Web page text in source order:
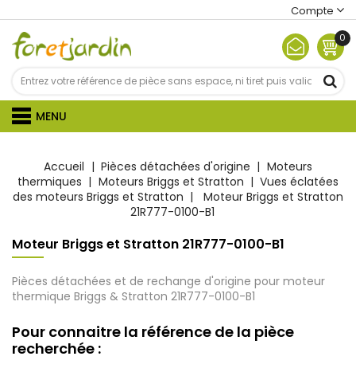
Compte
0
MENU
Accueil Pièces détachées d'origine
Moteurs
thermiques
Moteurs Briggs et Stratton
Vues éclatées
des moteurs Briggs et Stratton
Moteur Briggs et Stratton
21R777-0100-B1
Moteur Briggs et Stratton 21R777-0100-B1
Pièces détachées et de rechange d'origine pour moteur
thermique Briggs & Stratton 21R777-0100-B1
Pour connaitre la référence de la pièce
recherchée :